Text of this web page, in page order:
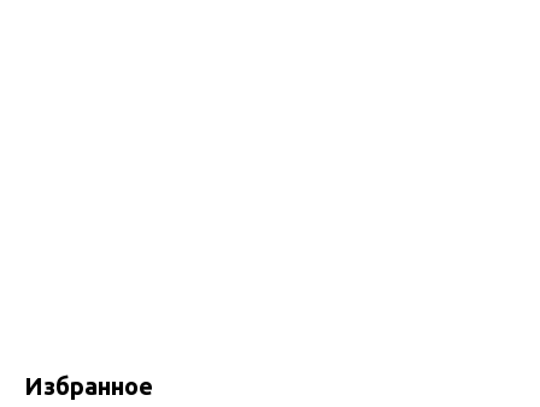
Избранное